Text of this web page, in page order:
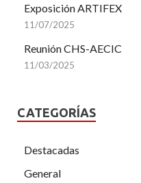
Exposición ARTIFEX
11/07/2025
Reunión CHS-AECIC
11/03/2025
CATEGORÍAS
Destacadas
General